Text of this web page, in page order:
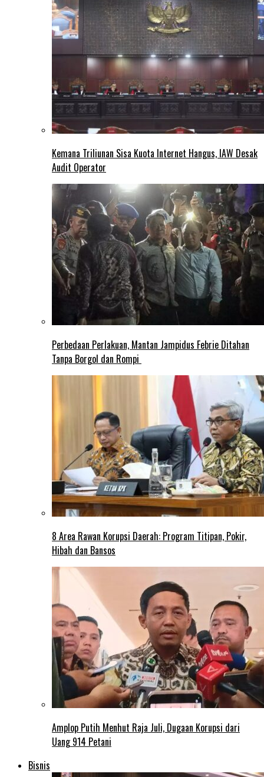
Kemana Triliunan Sisa Kuota Internet Hangus, IAW Desak
Audit Operator
Perbedaan Perlakuan, Mantan Jampidus Febrie Ditahan
Tanpa Borgol dan Rompi
8 Area Rawan Korupsi Daerah: Program Titipan, Pokir,
Hibah dan Bansos
Amplop Putih Menhut Raja Juli, Dugaan Korupsi dari
Uang 914 Petani
Bisnis